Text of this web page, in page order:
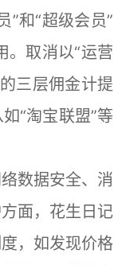
和“超级会员”
。取消以“运营
三层佣金计提
“淘宝联盟”等
数据安全、消
面，花生日记
，如发现价格